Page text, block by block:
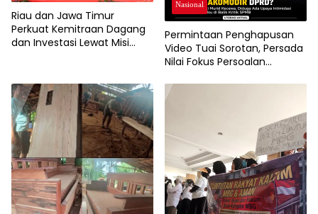
Riau dan Jawa Timur
Perkuat Kemitraan Dagang
dan Investasi Lewat Misi
Nasional
Permintaan Penghapusan
Video Tuai Sorotan, Persada
Nilai Fokus Persoalan
Soal SPMB